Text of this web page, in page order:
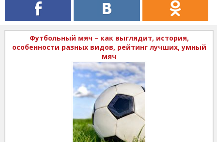
Футбольный мяч – как выглядит, история,
особенности разных видов, рейтинг лучших, умный
мяч